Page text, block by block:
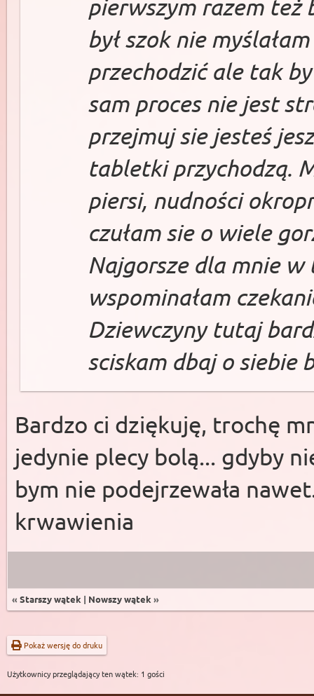
pierwszym razem też
był szok nie
przechodzić ale tak
sam proces nie jest
przejmuj sie jesteś
tabletki przychodzą.
piersi, nudności
czułam sie o wiele
Najgorsze dla mnie
wspominałam
Dziewczyny tutaj
sciskam dbaj o siebie
Bardzo ci dziękuję, trochę
jedynie plecy bolą... gdyby
bym nie podejrzewała
krwawienia
« Starszy wątek | Nowszy wątek »
Pokaż wersję do druku
Użytkownicy przeglądający ten wątek: 1 gości